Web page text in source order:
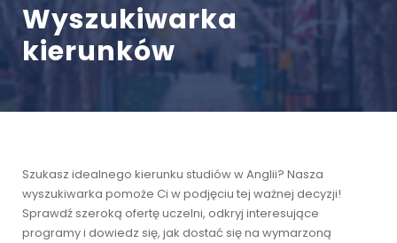
Wyszukiwarka
kierunków
Szukasz idealnego kierunku studiów w Anglii? Nasza
wyszukiwarka pomoże Ci w podjęciu tej ważnej decyzji!
Sprawdź szeroką ofertę uczelni, odkryj interesujące
programy i dowiedz się, jak dostać się na wymarzoną